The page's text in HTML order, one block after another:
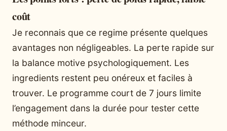
coût
Je reconnais que ce regime présente quelques
avantages non négligeables. La perte rapide sur
la balance motive psychologiquement. Les
ingredients restent peu onéreux et faciles à
trouver. Le programme court de 7 jours limite
l’engagement dans la durée pour tester cette
méthode minceur.